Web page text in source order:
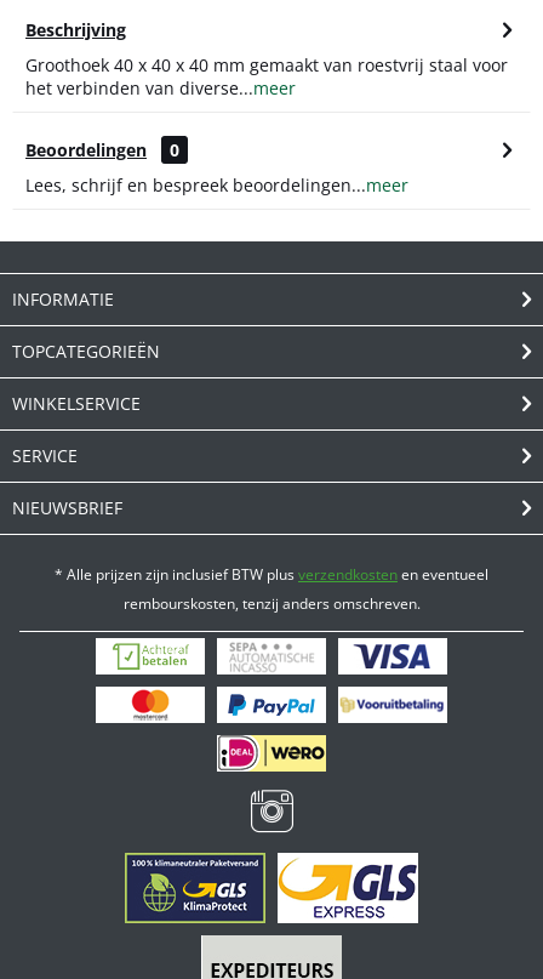
Beschrijving
Groothoek 40 x 40 x 40 mm gemaakt van roestvrij staal voor
het verbinden van diverse...meer
Beoordelingen
0
Lees, schrijf en bespreek beoordelingen...meer
INFORMATIE
TOPCATEGORIEËN
WINKELSERVICE
SERVICE
NIEUWSBRIEF
* Alle prijzen zijn inclusief BTW plusverzendkostenen eventueel
rembourskosten, tenzij anders omschreven.